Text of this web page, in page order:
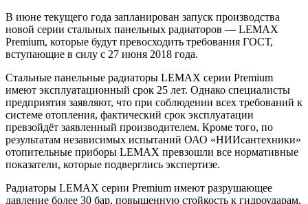
В июне текущего года запланирован запуск производства
новой серии стальных панельных радиаторов — LEMAX
Premium, которые будут превосходить требования ГОСТ,
вступающие в силу с 27 июня 2018 года.
Стальные панельные радиаторы LEMAX серии Premium
имеют эксплуатационный срок 25 лет. Однако специалисты
предприятия заявляют, что при соблюдении всех требований к
системе отопления, фактический срок эксплуатации
превзойдёт заявленный производителем. Кроме того, по
результатам независимых испытаний ОАО «НИИсантехники»
отопительные приборы LEMAX превзошли все нормативные
показатели, которые подверглись экспертизе.
Радиаторы LEMAX серии Premium имеют разрушающее
давление более 30 бар, повышенную стойкость к гидроударам,